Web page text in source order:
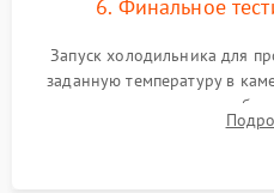
6. Финальное
Запуск холодильника для
заданную температуру в
компрессора, отсутствия
срабатывания системы